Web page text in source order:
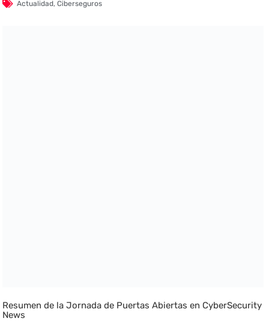
Actualidad,Ciberseguros
Resumen de la Jornada de Puertas Abiertas en CyberSecurity
News